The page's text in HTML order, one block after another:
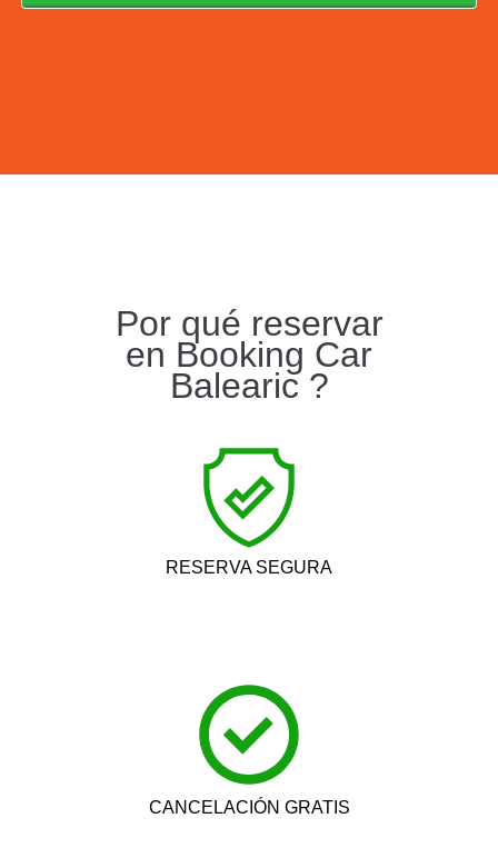
Por qué reservar
en Booking Car
Balearic ?
RESERVA SEGURA
CANCELACIÓN GRATIS